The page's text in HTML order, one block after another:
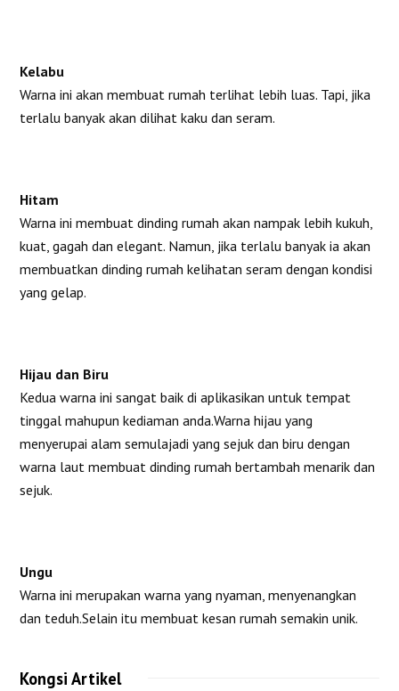
Kelabu
Warna ini akan membuat rumah terlihat lebih luas. Tapi, jika
terlalu banyak akan dilihat kaku dan seram.
Hitam
Warna ini membuat dinding rumah akan nampak lebih kukuh,
kuat, gagah dan elegant. Namun, jika terlalu banyak ia akan
membuatkan dinding rumah kelihatan seram dengan kondisi
yang gelap.
Hijau dan Biru
Kedua warna ini sangat baik di aplikasikan untuk tempat
tinggal mahupun kediaman anda.Warna hijau yang
menyerupai alam semulajadi yang sejuk dan biru dengan
warna laut membuat dinding rumah bertambah menarik dan
sejuk.
Ungu
Warna ini merupakan warna yang nyaman, menyenangkan
dan teduh.Selain itu membuat kesan rumah semakin unik.
Kongsi Artikel